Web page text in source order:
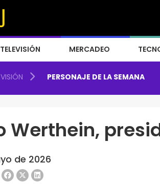
TELEVISIÓN MERCADEO
PERSONAJE DE LA SEMANA
Werthein,
de 2026